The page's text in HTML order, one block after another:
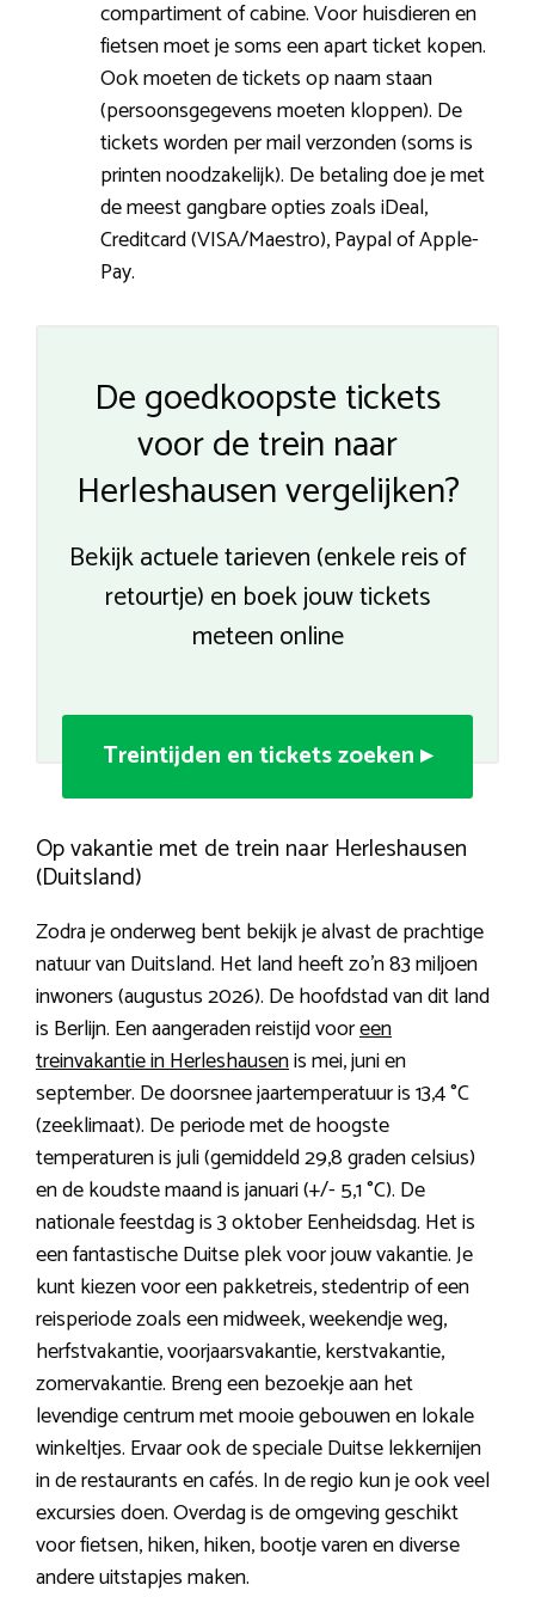
compartiment of cabine. Voor huisdieren en
fietsen moet je soms een apart ticket kopen.
Ook moeten de tickets op naam staan
(persoonsgegevens moeten kloppen). De
tickets worden per mail verzonden (soms is
printen noodzakelijk). De betaling doe je met
de meest gangbare opties zoals iDeal,
Creditcard (VISA/Maestro), Paypal of Apple-
Pay.
De goedkoopste tickets
voor de trein naar
Herleshausen vergelijken?
Bekijk actuele tarieven (enkele reis of
retourtje) en boek jouw tickets
meteen online
Treintijden en tickets zoeken ▸
Op vakantie met de trein naar Herleshausen
(Duitsland)
Zodra je onderweg bent bekijk je alvast de prachtige
natuur van Duitsland. Het land heeft zo’n 83 miljoen
inwoners (augustus 2026). De hoofdstad van dit land
is Berlijn. Een aangeraden reistijd vooreen
treinvakantie in Herleshausenis mei, juni en
september. De doorsnee jaartemperatuur is 13,4 °C
(zeeklimaat). De periode met de hoogste
temperaturen is juli (gemiddeld 29,8 graden celsius)
en de koudste maand is januari (+/- 5,1 °C). De
nationale feestdag is 3 oktober Eenheidsdag. Het is
een fantastische Duitse plek voor jouw vakantie. Je
kunt kiezen voor een pakketreis, stedentrip of een
reisperiode zoals een midweek, weekendje weg,
herfstvakantie, voorjaarsvakantie, kerstvakantie,
zomervakantie. Breng een bezoekje aan het
levendige centrum met mooie gebouwen en lokale
winkeltjes. Ervaar ook de speciale Duitse lekkernijen
in de restaurants en cafés. In de regio kun je ook veel
excursies doen. Overdag is de omgeving geschikt
voor fietsen, hiken, hiken, bootje varen en diverse
andere uitstapjes maken.